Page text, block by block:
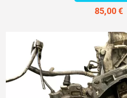
85,00 €